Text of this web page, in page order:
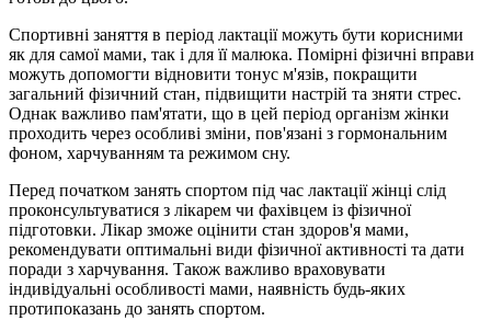
Спортивні заняття в період лактації можуть бути корисними
як для самої мами, так і для її малюка. Помірні фізичні вправи
можуть допомогти відновити тонус м'язів, покращити
загальний фізичний стан, підвищити настрій та зняти стрес.
Однак важливо пам'ятати, що в цей період організм жінки
проходить через особливі зміни, пов'язані з гормональним
фоном, харчуванням та режимом сну.
Перед початком занять спортом під час лактації жінці слід
проконсультуватися з лікарем чи фахівцем із фізичної
підготовки. Лікар зможе оцінити стан здоров'я мами,
рекомендувати оптимальні види фізичної активності та дати
поради з харчування. Також важливо враховувати
індивідуальні особливості мами, наявність будь-яких
протипоказань до занять спортом.